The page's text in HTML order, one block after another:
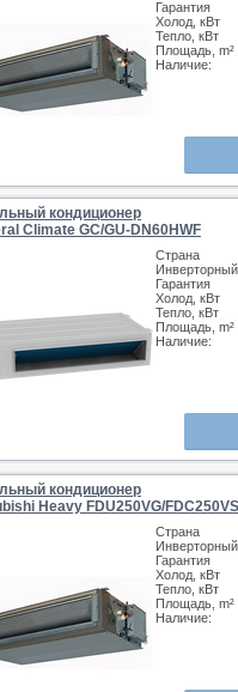
Гарантия
Холод, кВт
Тепло, кВт
Площадь, m²
Наличие:
кондиционер
Climate GC/GU-DN60HWF
Страна
Инверторный
Гарантия
Холод, кВт
Тепло, кВт
Площадь, m²
Наличие:
кондиционер
Heavy FDU250VG/
Страна
Инверторный
Гарантия
Холод, кВт
Тепло, кВт
Площадь, m²
Наличие: